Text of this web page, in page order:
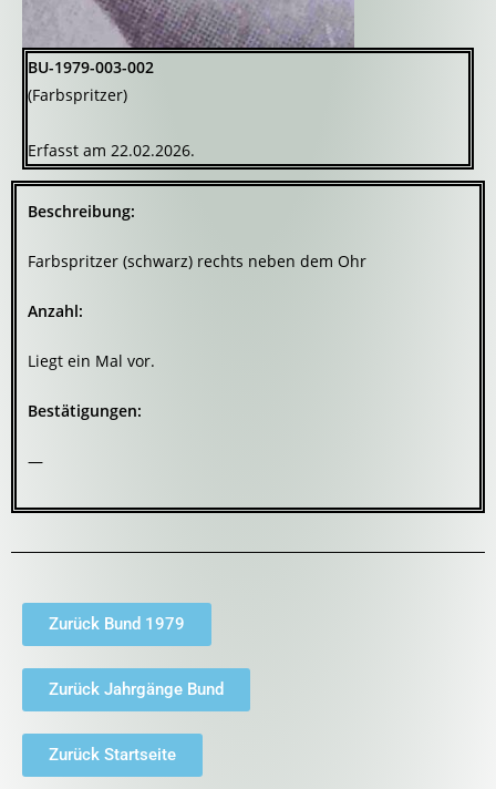
BU-1979-003-002
(Farbspritzer)
Erfasst am 22.02.2026.
Beschreibung:
Farbspritzer (schwarz) rechts neben dem Ohr
Anzahl:
Liegt ein Mal vor.
Bestätigungen:
—
Zurück Bund 1979
Zurück Jahrgänge Bund
Zurück Startseite